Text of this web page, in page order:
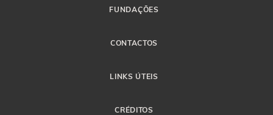
FUNDAÇÕES
CONTACTOS
LINKS ÚTEIS
CRÉDITOS